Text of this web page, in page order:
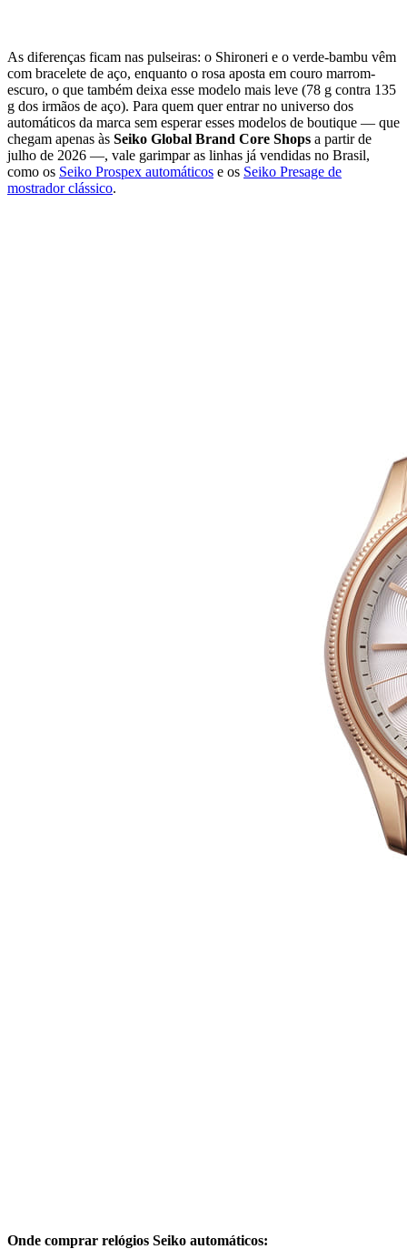
As diferenças ficam nas pulseiras: o Shironeri e o verde-bambu vêm
com bracelete de aço, enquanto o rosa aposta em couro marrom-
escuro, o que também deixa esse modelo mais leve (78 g contra 135
g dos irmãos de aço). Para quem quer entrar no universo dos
automáticos da marca sem esperar esses modelos de boutique — que
chegam apenas às Seiko Global Brand Core Shops a partir de
julho de 2026 —, vale garimpar as linhas já vendidas no Brasil,
como os Seiko Prospex automáticos e os Seiko Presage de
mostrador clássico.
Onde comprar relógios Seiko automáticos: